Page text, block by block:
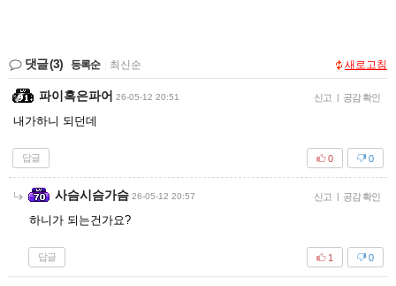
댓글(3) 등록순 최신순 새로고침
파이혹은파어 26-05-12 20:51 신고 | 공감 확인
내가하니 되던데
답글 0
0
사슴시슴가슴 26-05-12 20:57 신고 | 공감 확인
하니가 되는건가요?
답글 0
1